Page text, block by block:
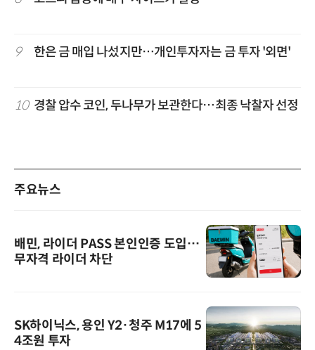
9 한은 금 매입 나섰지만…개인투자자는 금 투자 '외면'
10 경찰 압수 코인, 두나무가 보관한다…최종 낙찰자 선정
주요뉴스
배민, 라이더 PASS 본인인증 도입…
무자격 라이더 차단
SK하이닉스, 용인 Y2·청주 M17에 5
4조원 투자